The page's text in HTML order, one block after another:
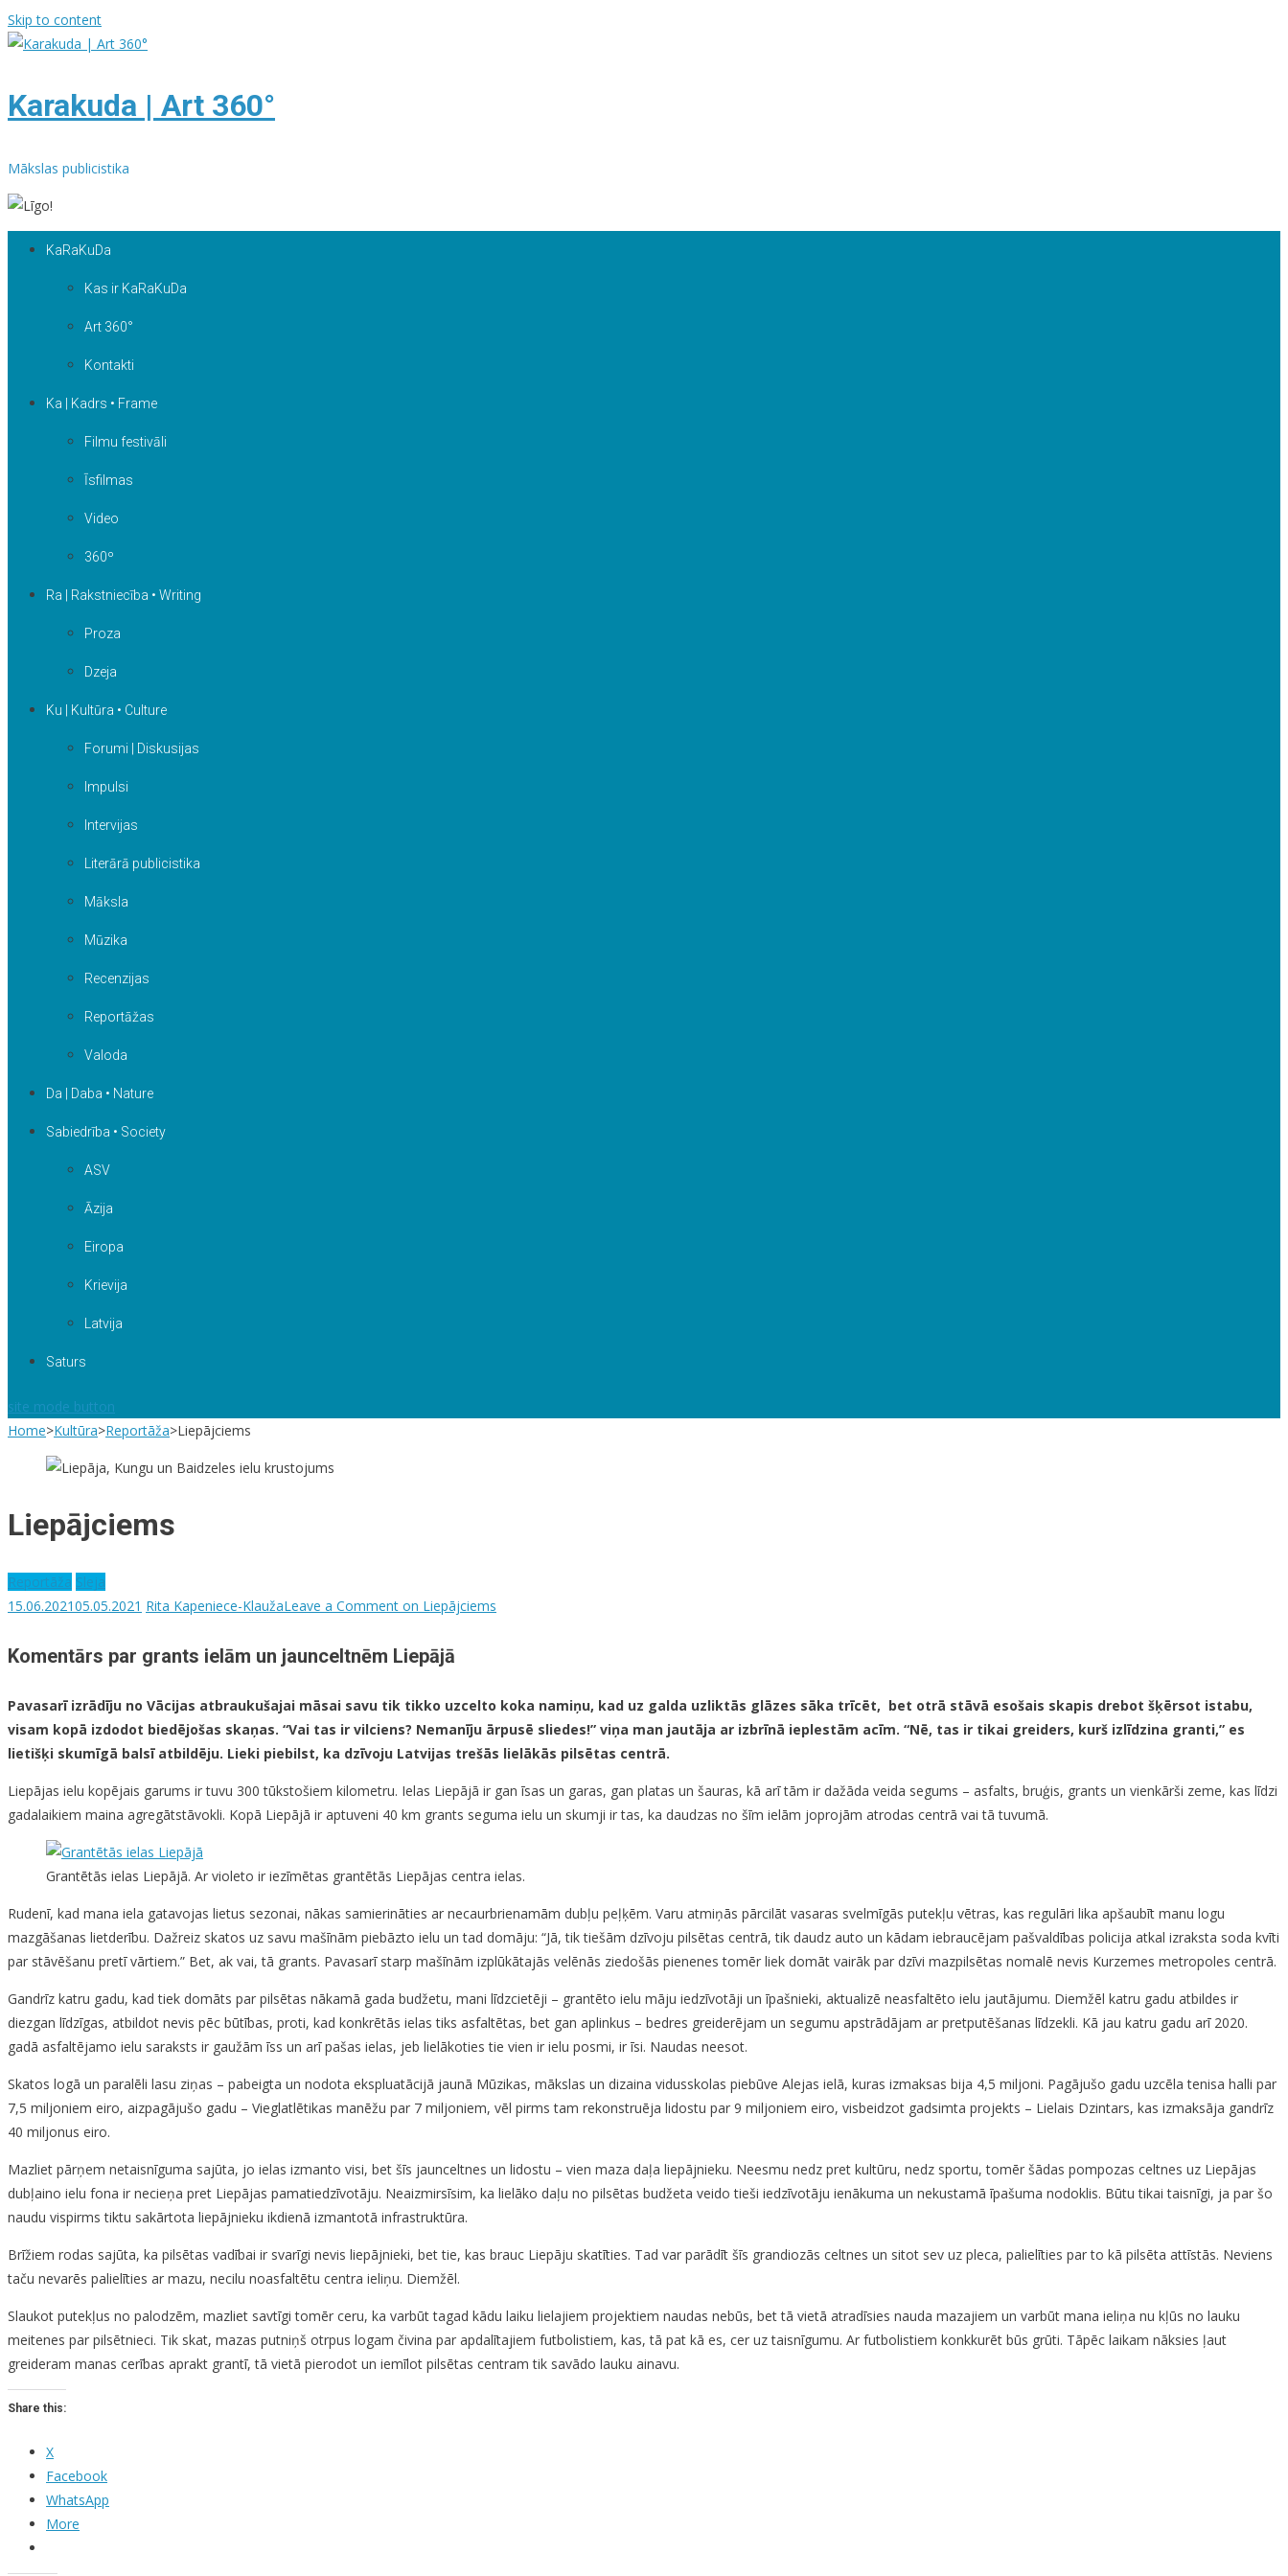
Skip to content
Karakuda | Art 360°
Mākslas publicistika
KaRaKuDa
Kas ir KaRaKuDa
Art 360°
Kontakti
Ka | Kadrs • Frame
Filmu festivāli
Īsfilmas
Video
360º
Ra | Rakstniecība • Writing
Proza
Dzeja
Ku | Kultūra • Culture
Forumi | Diskusijas
Impulsi
Intervijas
Literārā publicistika
Māksla
Mūzika
Recenzijas
Reportāžas
Valoda
Da | Daba • Nature
Sabiedrība • Society
ASV
Āzija
Eiropa
Krievija
Latvija
Saturs
site mode button
Home>Kultūra>Reportāža>Liepājciems
Liepājciems
Reportāža Sleja
15.06.202105.05.2021 Rita Kapeniece-KlaužaLeave a Comment on Liepājciems
Komentārs par grants ielām un jaunceltnēm Liepājā
Pavasarī izrādīju no Vācijas atbraukušajai māsai savu tik tikko uzcelto koka namiņu, kad uz galda uzliktās glāzes sāka trīcēt, bet otrā stāvā esošais skapis drebot šķērsot istabu,
visam kopā izdodot biedējošas skaņas. “Vai tas ir vilciens? Nemanīju ārpusē sliedes!” viņa man jautāja ar izbrīnā ieplestām acīm. “Nē, tas ir tikai greiders, kurš izlīdzina granti,” es
lietišķi skumīgā balsī atbildēju. Lieki piebilst, ka dzīvoju Latvijas trešās lielākās pilsētas centrā.
Liepājas ielu kopējais garums ir tuvu 300 tūkstošiem kilometru. Ielas Liepājā ir gan īsas un garas, gan platas un šauras, kā arī tām ir dažāda veida segums – asfalts, bruģis, grants un vienkārši zeme, kas līdzi
gadalaikiem maina agregātstāvokli. Kopā Liepājā ir aptuveni 40 km grants seguma ielu un skumji ir tas, ka daudzas no šīm ielām joprojām atrodas centrā vai tā tuvumā.
Grantētās ielas Liepājā. Ar violeto ir iezīmētas grantētās Liepājas centra ielas.
Rudenī, kad mana iela gatavojas lietus sezonai, nākas samierināties ar necaurbrienamām dubļu peļķēm. Varu atmiņās pārcilāt vasaras svelmīgās putekļu vētras, kas regulāri lika apšaubīt manu logu
mazgāšanas lietderību. Dažreiz skatos uz savu mašīnām piebāzto ielu un tad domāju: “Jā, tik tiešām dzīvoju pilsētas centrā, tik daudz auto un kādam iebraucējam pašvaldības policija atkal izraksta soda kvīti
par stāvēšanu pretī vārtiem.” Bet, ak vai, tā grants. Pavasarī starp mašīnām izplūkātajās velēnās ziedošās pienenes tomēr liek domāt vairāk par dzīvi mazpilsētas nomalē nevis Kurzemes metropoles centrā.
Gandrīz katru gadu, kad tiek domāts par pilsētas nākamā gada budžetu, mani līdzcietēji – grantēto ielu māju iedzīvotāji un īpašnieki, aktualizē neasfaltēto ielu jautājumu. Diemžēl katru gadu atbildes ir
diezgan līdzīgas, atbildot nevis pēc būtības, proti, kad konkrētās ielas tiks asfaltētas, bet gan aplinkus – bedres greiderējam un segumu apstrādājam ar pretputēšanas līdzekli. Kā jau katru gadu arī 2020.
gadā asfaltējamo ielu saraksts ir gaužām īss un arī pašas ielas, jeb lielākoties tie vien ir ielu posmi, ir īsi. Naudas neesot.
Skatos logā un paralēli lasu ziņas – pabeigta un nodota ekspluatācijā jaunā Mūzikas, mākslas un dizaina vidusskolas piebūve Alejas ielā, kuras izmaksas bija 4,5 miljoni. Pagājušo gadu uzcēla tenisa halli par
7,5 miljoniem eiro, aizpagājušo gadu – Vieglatlētikas manēžu par 7 miljoniem, vēl pirms tam rekonstruēja lidostu par 9 miljoniem eiro, visbeidzot gadsimta projekts – Lielais Dzintars, kas izmaksāja gandrīz
40 miljonus eiro.
Mazliet pārņem netaisnīguma sajūta, jo ielas izmanto visi, bet šīs jaunceltnes un lidostu – vien maza daļa liepājnieku. Neesmu nedz pret kultūru, nedz sportu, tomēr šādas pompozas celtnes uz Liepājas
dubļaino ielu fona ir necieņa pret Liepājas pamatiedzīvotāju. Neaizmirsīsim, ka lielāko daļu no pilsētas budžeta veido tieši iedzīvotāju ienākuma un nekustamā īpašuma nodoklis. Būtu tikai taisnīgi, ja par šo
naudu vispirms tiktu sakārtota liepājnieku ikdienā izmantotā infrastruktūra.
Brīžiem rodas sajūta, ka pilsētas vadībai ir svarīgi nevis liepājnieki, bet tie, kas brauc Liepāju skatīties. Tad var parādīt šīs grandiozās celtnes un sitot sev uz pleca, palielīties par to kā pilsēta attīstās. Neviens
taču nevarēs palielīties ar mazu, necilu noasfaltētu centra ieliņu. Diemžēl.
Slaukot putekļus no palodzēm, mazliet savtīgi tomēr ceru, ka varbūt tagad kādu laiku lielajiem projektiem naudas nebūs, bet tā vietā atradīsies nauda mazajiem un varbūt mana ieliņa nu kļūs no lauku
meitenes par pilsētnieci. Tik skat, mazas putniņš otrpus logam čivina par apdalītajiem futbolistiem, kas, tā pat kā es, cer uz taisnīgumu. Ar futbolistiem konkkurēt būs grūti. Tāpēc laikam nāksies ļaut
greideram manas cerības aprakt grantī, tā vietā pierodot un iemīlot pilsētas centram tik savādo lauku ainavu.
Share this:
X
Facebook
WhatsApp
More